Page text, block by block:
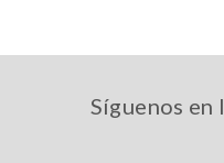
Síguenos en